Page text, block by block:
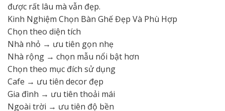
được rất lâu mà vẫn đẹp.
Kinh Nghiệm Chọn Bàn Ghế Đẹp Và Phù Hợp
Chọn theo diện tích
Nhà nhỏ → ưu tiên gọn nhẹ
Nhà rộng → chọn mẫu nổi bật hơn
Chọn theo mục đích sử dụng
Cafe → ưu tiên decor đẹp
Gia đình → ưu tiên thoải mái
Ngoài trời → ưu tiên độ bền